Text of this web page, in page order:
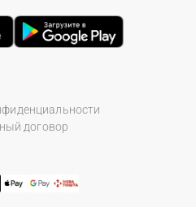
договор